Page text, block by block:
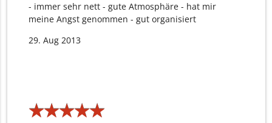
- immer sehr nett - gute Atmosphäre - hat mir
meine Angst genommen - gut organisiert
29. Aug 2013
★★★★★
★★★★★